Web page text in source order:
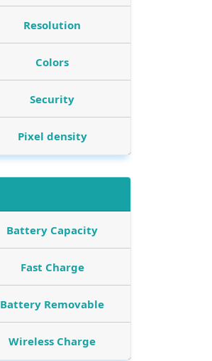
Resolution
Colors
Security
Pixel density
Battery Capacity
Fast Charge
Battery Removable
Wireless Charge